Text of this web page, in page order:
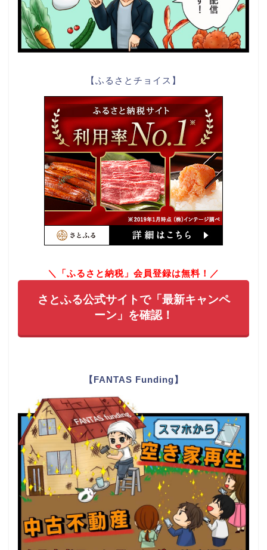
【ふるさとチョイス】
＼「ふるさと納税」会員登録は無料！／
さとふる公式サイトで「最新キャンペ
ーン」を確認！
【FANTAS Funding】